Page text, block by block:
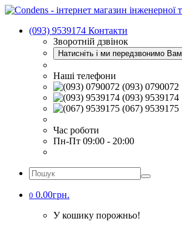
(093) 9539174 Контакти
Зворотній дзвінок
Натисніть і ми передзвонимо Вам
Наші телефони
(093) 0790072
(093) 9539174
(067) 9539175
Час роботи
Пн-Пт 09:00 - 20:00
0 0.00грн.
У кошику порожньо!